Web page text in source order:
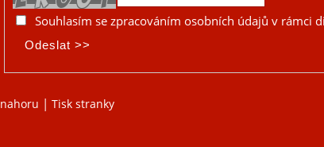
Souhlasím se zpracováním osobních údajů v rámci
nahoru | Tisk stranky